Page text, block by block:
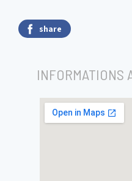
share
INFORMATIONS